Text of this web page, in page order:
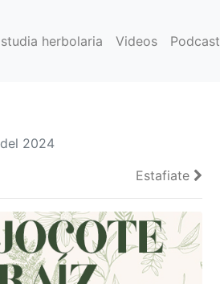
herbolaria Videos Podcast
2024
Estafiate